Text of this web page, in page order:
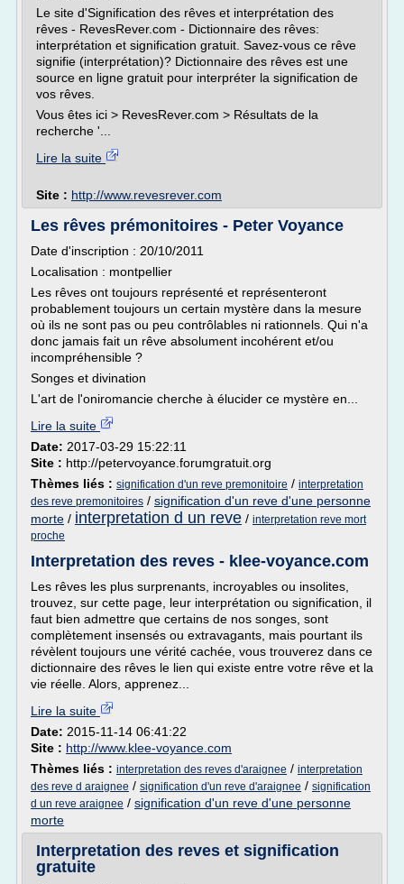
Le site d'Signification des rêves et interprétation des
rêves - RevesRever.com - Dictionnaire des rêves:
interprétation et signification gratuit. Savez-vous ce rêve
signifie (interprétation)? Dictionnaire des rêves est une
source en ligne gratuit pour interpréter la signification de
vos rêves.
Vous êtes ici > RevesRever.com > Résultats de la
recherche '...
Lire la suite
Site : http://www.revesrever.com
Les rêves prémonitoires - Peter Voyance
Date d'inscription : 20/10/2011
Localisation : montpellier
Les rêves ont toujours représenté et représenteront
probablement toujours un certain mystère dans la mesure
où ils ne sont pas ou peu contrôlables ni rationnels. Qui n'a
donc jamais fait un rêve absolument incohérent et/ou
incompréhensible ?
Songes et divination
L'art de l'oniromancie cherche à élucider ce mystère en...
Lire la suite
Date: 2017-03-29 15:22:11
Site : http://petervoyance.forumgratuit.org
Thèmes liés : signification d'un reve premonitoire / interpretation
des reve premonitoires / signification d'un reve d'une personne
morte / interpretation d un reve / interpretation reve mort
proche
Interpretation des reves - klee-voyance.com
Les rêves les plus surprenants, incroyables ou insolites,
trouvez, sur cette page, leur interprétation ou signification, il
faut bien admettre que certains de nos songes, sont
complètement insensés ou extravagants, mais pourtant ils
révèlent toujours une vérité cachée, vous trouverez dans ce
dictionnaire des rêves le lien qui existe entre votre rêve et la
vie réelle. Alors, apprenez...
Lire la suite
Date: 2015-11-14 06:41:22
Site : http://www.klee-voyance.com
Thèmes liés : interpretation des reves d'araignee / interpretation
des reve d araignee / signification d'un reve d'araignee / signification
d un reve araignee / signification d'un reve d'une personne
morte
Interpretation des reves et signification
gratuite